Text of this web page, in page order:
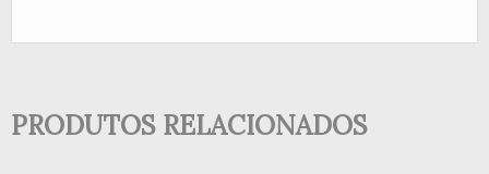
PRODUTOS RELACIONADOS